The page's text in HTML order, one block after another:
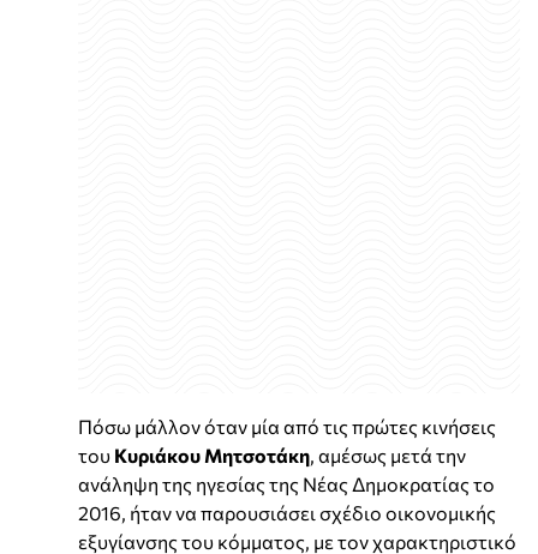
Πόσω μάλλον όταν μία από τις πρώτες κινήσεις
του Κυριάκου Μητσοτάκη , αμέσως μετά την
ανάληψη της ηγεσίας της Νέας Δημοκρατίας το
2016, ήταν να παρουσιάσει σχέδιο οικονομικής
εξυγίανσης του κόμματος, με τον χαρακτηριστικό